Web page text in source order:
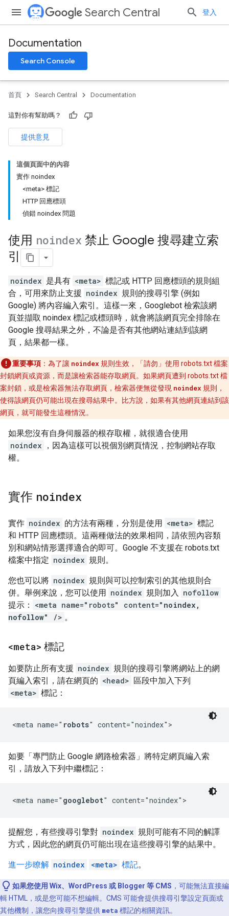
Search Central 登入
Documentation
Search Console
首頁 Search Central Documentation
這對你有幫助嗎？
提供意見
這個頁面中的內容
實作 noindex
<meta> 標記
HTTP 回應標頭
偵錯 noindex 問題
使用 noindex 禁止 Google 搜尋建立索
引
noindex 是具有 <meta> 標記或 HTTP 回應標頭的規則組
合，可用來防止支援 noindex 規則的搜尋引擎 (例如
Google) 將內容編入索引。這樣一來，Googlebot 檢索該網
頁並擷取 noindex 標記或標頭時，就會將該網頁完全排除在
Google 搜尋結果之外，不論是否有其他網站連結到該網
頁，結果都一樣。
重要事項 ：為了讓 noindex 規則生效，「請勿」 使用 robots.txt 檔案
封鎖網頁或資源，而是讓檢索器能存取網頁。如果網頁遭到 robots.txt 檔
案封鎖，或是檢索器無法存取網頁，檢索器便無從發現 noindex 規則，
使得該網頁仍可能出現在搜尋結果中。比方說，如果有其他網頁連結到該
網頁，就可能發生這種情況。
如果您沒有自身伺服器的根存取權，就很適合使用
noindex
，因為這樣可以視個別網頁情況，控制網站存取
權。
實作 noindex
實作 noindex 的方法有兩種，分別是使用 <meta> 標記
和 HTTP 回應標頭。這兩種做法的效果相同，請依照內容類
別和網站情形選擇適合的即可。Google 不支援在 robots.txt
檔案中指定 noindex 規則。
您也可以將 noindex 規則與可以控制索引的其他規則合
併。舉例來說，您可以使用 noindex 規則加入 nofollow
提示：
<meta name="robots" content=" noindex,
nofollow" /> 。
<meta> 標記
如要防止所有支援 noindex 規則的搜尋引擎將網站上的網
頁編入索引，請在網頁的 <head> 區段中加入下列
<meta> 標記：
<meta name=" robots" content="noindex">
如要「專門防止 Google 網路檢索器」 將特定網頁編入索
引，請放入下列中繼標記：
<meta name=" googlebot" content="noindex">
提醒您，有些搜尋引擎對 noindex 規則可能有不同的解譯
方式，因此您的網頁仍可能出現在這些搜尋引擎的結果中。
進一步瞭解 noindex <meta> 標記。
如果您使用 Wix、WordPress 或 Blogger 等 CMS ，可能無法直接編
輯 HTML，或是您可能不想編輯。CMS 可能會提供搜尋引擎設定頁面或
其他機制，讓您向搜尋引擎提供 meta 標記的相關資訊。